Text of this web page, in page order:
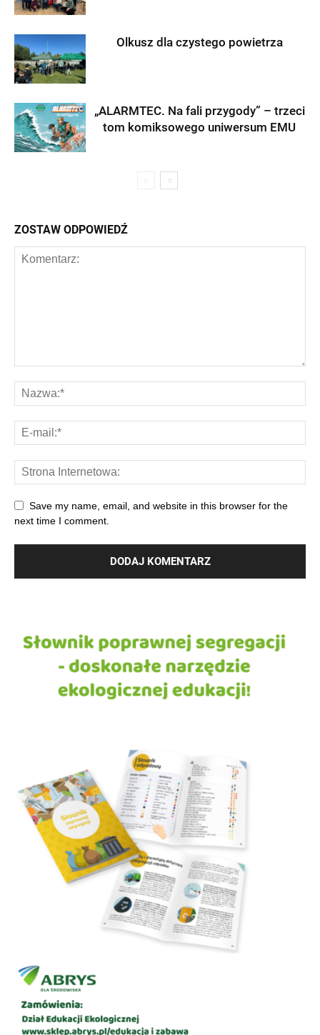
Olkusz dla czystego powietrza
„ALARMTEC. Na fali przygody” – trzeci
tom komiksowego uniwersum EMU
ZOSTAW ODPOWIEDŹ
Save my name, email, and website in this browser for the
next time I comment.